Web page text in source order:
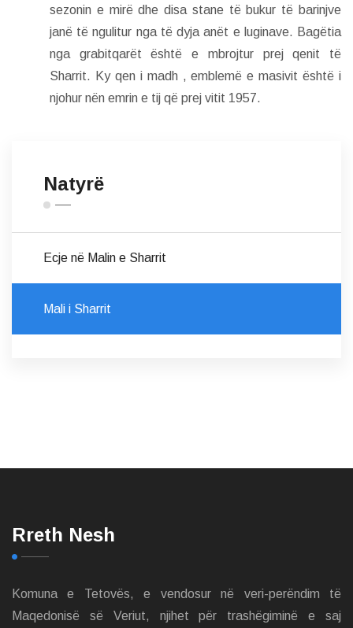
sezonin e mirë dhe disa stane të bukur të barinjve
janë të ngulitur nga të dyja anët e luginave. Bagëtia
nga grabitqarët është e mbrojtur prej qenit të
Sharrit. Ky qen i madh , emblemë e masivit është i
njohur nën emrin e tij që prej vitit 1957.
Natyrë
Ecje në Malin e Sharrit
Mali i Sharrit
Rreth Nesh
Komuna e Tetovës, e vendosur në veri-perëndim të
Maqedonisë së Veriut, njihet për trashëgiminë e saj